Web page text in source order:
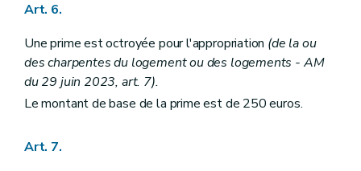
Art. 6.
Une prime est octroyée pour l'appropriation (de la ou
des charpentes du logement ou des logements - AM
du 29 juin 2023, art. 7).
Le montant de base de la prime est de 250 euros.
Art. 7.